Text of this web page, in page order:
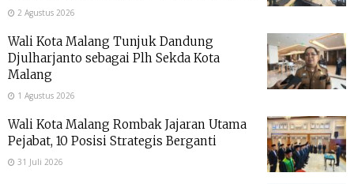
2 Agustus 2026
Wali Kota Malang Tunjuk Dandung
Djulharjanto sebagai Plh Sekda Kota
Malang
1 Agustus 2026
Wali Kota Malang Rombak Jajaran Utama
Pejabat, 10 Posisi Strategis Berganti
31 Juli 2026